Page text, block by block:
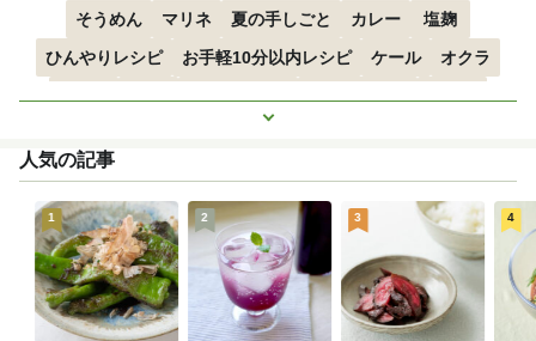
そうめん マリネ 夏の手しごと カレー
塩麹
ひんやりレシピ
お手軽10分以内レシピ ケール
オクラ
もっと見る
人気の記事
1 2 3 4